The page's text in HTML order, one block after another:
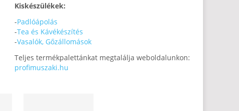
Kiskészülékek:
-Padlóápolás
-Tea és Kávékészítés
-Vasalók, Gőzállomások
Teljes termékpalettánkat megtalálja weboldalunkon:
profimuszaki.hu